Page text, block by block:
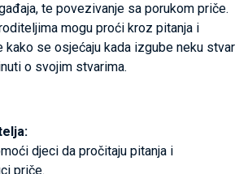
te povezivanje sa porukom priče.
mogu proći kroz pitanja i
kako se osjećaju kada izgube neku stvar
o svojim stvarima.
djeci da pročitaju pitanja i
priče.